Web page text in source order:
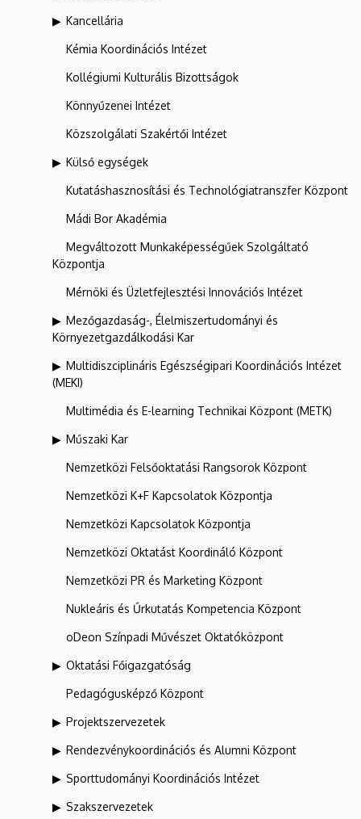
Kancellária
Kémia Koordinációs Intézet
Kollégiumi Kulturális Bizottságok
Könnyűzenei Intézet
Közszolgálati Szakértői Intézet
Külső egységek
Kutatáshasznosítási és Technológiatranszfer Központ
Mádi Bor Akadémia
Megváltozott Munkaképességűek Szolgáltató
Központja
Mérnöki és Üzletfejlesztési Innovációs Intézet
Mezőgazdaság-, Élelmiszertudományi és
Környezetgazdálkodási Kar
Multidiszciplináris Egészségipari Koordinációs Intézet
(MEKI)
Multimédia és E-learning Technikai Központ (METK)
Műszaki Kar
Nemzetközi Felsőoktatási Rangsorok Központ
Nemzetközi K+F Kapcsolatok Központja
Nemzetközi Kapcsolatok Központja
Nemzetközi Oktatást Koordináló Központ
Nemzetközi PR és Marketing Központ
Nukleáris és Űrkutatás Kompetencia Központ
oDeon Színpadi Művészet Oktatóközpont
Oktatási Főigazgatóság
Pedagógusképző Központ
Projektszervezetek
Rendezvénykoordinációs és Alumni Központ
Sporttudományi Koordinációs Intézet
Szakszervezetek